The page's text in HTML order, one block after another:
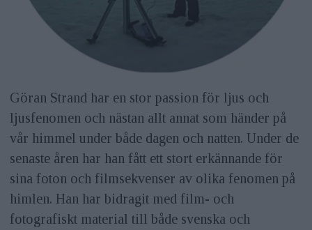
Göran Strand har en stor passion för ljus och
ljusfenomen och nästan allt annat som händer på
vår himmel under både dagen och natten. Under de
senaste åren har han fått ett stort erkännande för
sina foton och filmsekvenser av olika fenomen på
himlen. Han har bidragit med film- och
fotografiskt material till både svenska och